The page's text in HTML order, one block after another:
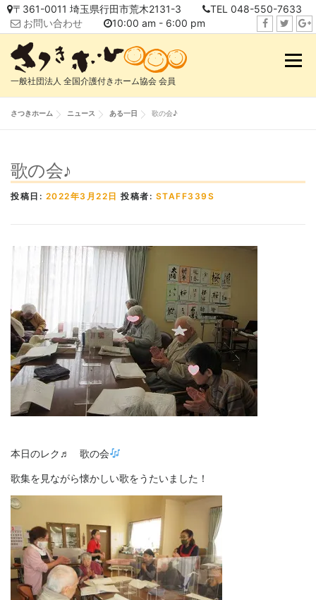
コ
テ
ス
〒361-0011 埼玉県行田市荒木2131-3
TEL 048-550-7633
お問い合わせ
10:00 am - 6:00 pm
w
i
一般社団法人 全国介護付きホーム協会 会員
メニュ
さつきホーム ニュース ある一日 歌の会♪
歌の会♪
投稿日: 2022年3月22日 投稿者: STAFF339S
本日のレク♬ 歌の会
歌集を見ながら懐かしい歌をうたいました！